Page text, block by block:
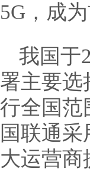
5G，成
我国于
署主要选
行全国范
国联通
大运营商